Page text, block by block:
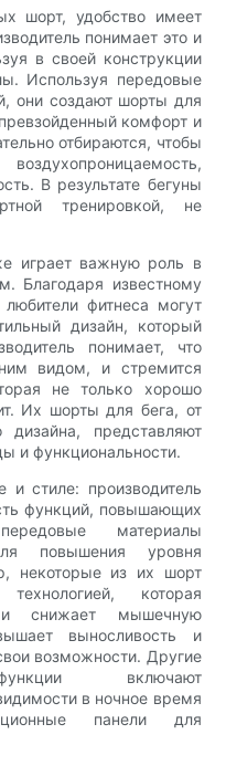
шорт, удобство имеет
понимает это и
в своей конструкции
Используя передовые
они создают шорты для
комфорт и
отбираются, чтобы
В результате бегуны
тренировкой, не
играет важную роль в
Благодаря известному
фитнеса могут
дизайн, который
понимает, что
видом, и стремится
не только хорошо
Их шорты для бега, от
дизайна, представляют
и функциональности.
стиле: производитель
функций, повышающих
материалы
повышения уровня
некоторые из их шорт
которая
и снижает мышечную
выносливость и
возможности. Другие
включают
в ночное время
панели для